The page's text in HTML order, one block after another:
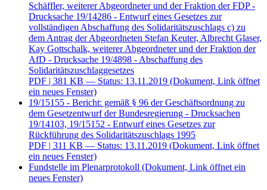
Schäffler, weiterer Abgeordneter und der Fraktion der FDP -
Drucksache 19/14286 - Entwurf eines Gesetzes zur
vollständigen Abschaffung des Solidaritätszuschlags c) zu
dem Antrag der Abgeordneten Stefan Keuter, Albrecht Glaser,
Kay Gottschalk, weiterer Abgeordneter und der Fraktion der
AfD - Drucksache 19/4898 - Abschaffung des
Solidaritätszuschlaggesetzes
PDF | 381 KB — Status: 13.11.2019 (Dokument, Link öffnet
ein neues Fenster)
19/15155 - Bericht: gemäß § 96 der Geschäftsordnung zu
dem Gesetzentwurf der Bundesregierung - Drucksachen
19/14103, 19/15152 - Entwurf eines Gesetzes zur
Rückführung des Solidaritätszuschlags 1995
PDF | 311 KB — Status: 13.11.2019 (Dokument, Link öffnet
ein neues Fenster)
Fundstelle im Plenarprotokoll (Dokument, Link öffnet ein
neues Fenster)